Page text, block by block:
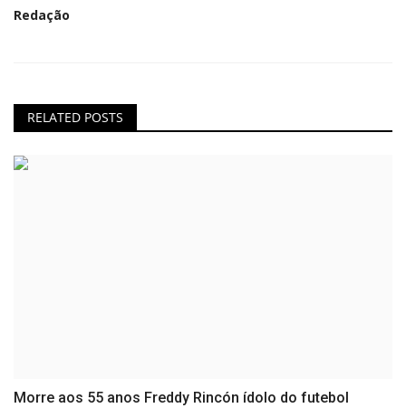
Redação
RELATED POSTS
Morre aos 55 anos Freddy Rincón ídolo do futebol